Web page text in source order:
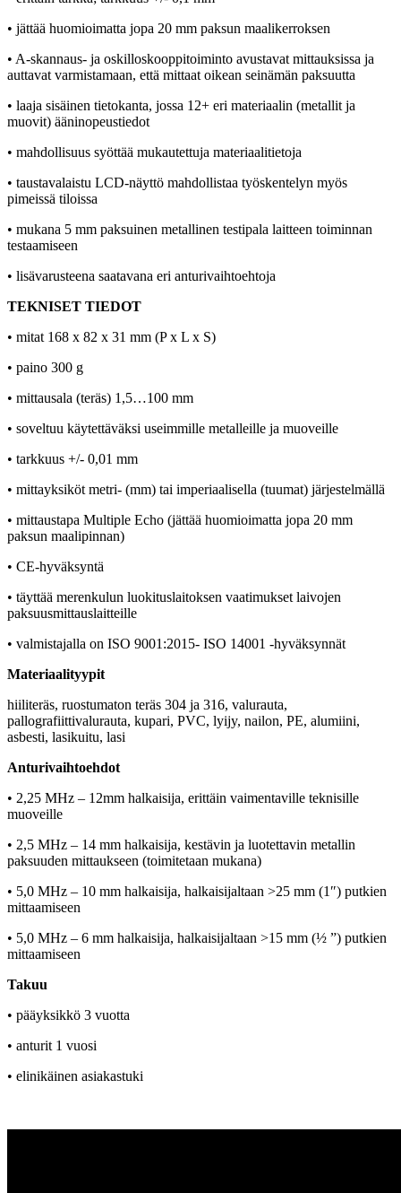
• jättää huomioimatta jopa 20 mm paksun maalikerroksen
• A-skannaus- ja oskilloskooppitoiminto avustavat mittauksissa ja
auttavat varmistamaan, että mittaat oikean seinämän paksuutta
• laaja sisäinen tietokanta, jossa 12+ eri materiaalin (metallit ja
muovit) ääninopeustiedot
• mahdollisuus syöttää mukautettuja materiaalitietoja
• taustavalaistu LCD-näyttö mahdollistaa työskentelyn myös
pimeissä tiloissa
• mukana 5 mm paksuinen metallinen testipala laitteen toiminnan
testaamiseen
• lisävarusteena saatavana eri anturivaihtoehtoja
TEKNISET TIEDOT
• mitat 168 x 82 x 31 mm (P x L x S)
• paino 300 g
• mittausala (teräs) 1,5…100 mm
• soveltuu käytettäväksi useimmille metalleille ja muoveille
• tarkkuus +/- 0,01 mm
• mittayksiköt metri- (mm) tai imperiaalisella (tuumat) järjestelmällä
• mittaustapa Multiple Echo (jättää huomioimatta jopa 20 mm
paksun maalipinnan)
• CE-hyväksyntä
• täyttää merenkulun luokituslaitoksen vaatimukset laivojen
paksuusmittauslaitteille
• valmistajalla on ISO 9001:2015- ISO 14001 -hyväksynnät
Materiaalityypit
hiiliteräs, ruostumaton teräs 304 ja 316, valurauta,
pallografiittivalurauta, kupari, PVC, lyijy, nailon, PE, alumiini,
asbesti, lasikuitu, lasi
Anturivaihtoehdot
• 2,25 MHz – 12mm halkaisija, erittäin vaimentaville teknisille
muoveille
• 2,5 MHz – 14 mm halkaisija, kestävin ja luotettavin metallin
paksuuden mittaukseen (toimitetaan mukana)
• 5,0 MHz – 10 mm halkaisija, halkaisijaltaan >25 mm (1″) putkien
mittaamiseen
• 5,0 MHz – 6 mm halkaisija, halkaisijaltaan >15 mm (½ ”) putkien
mittaamiseen
Takuu
• pääyksikkö 3 vuotta
• anturit 1 vuosi
• elinikäinen asiakastuki